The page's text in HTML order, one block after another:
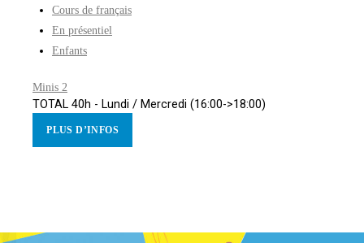
Cours de français
En présentiel
Enfants
Minis 2
TOTAL 40h - Lundi / Mercredi (16:00->18:00)
PLUS D’INFOS